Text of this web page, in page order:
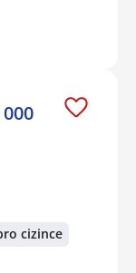
cizince